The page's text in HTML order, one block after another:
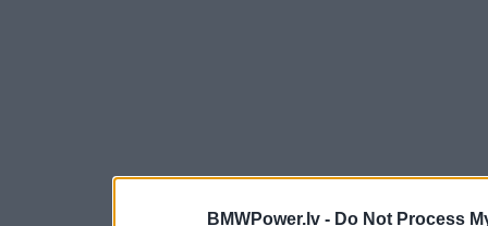
BMWPower.lv - Do Not Process